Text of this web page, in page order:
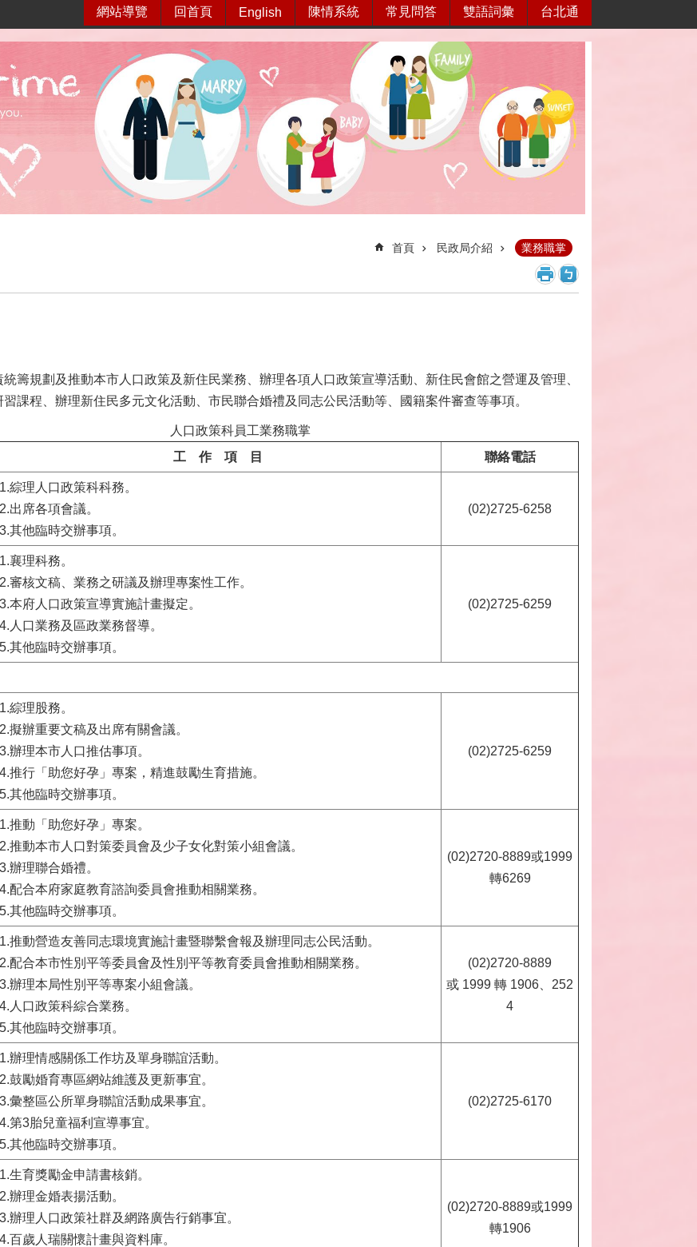
網站導覽 回首頁 English 陳情系統 常見問答 雙語詞彙 台北通
首頁 民政局介紹 業務職掌
統籌規劃及推動本市人口政策及新住民業務、辦理各項人口政策宣導活動、新住民會館之營運及管理、
課程、辦理新住民多元文化活動、市民聯合婚禮及同志公民活動等、國籍案件審查等事項。
工 作 項 目 聯絡電話
人口政策科員工業務職掌
1.綜理人口政策科科務。
2.出席各項會議。
3.其他臨時交辦事項。
(02)2725-6258
1.襄理科務。
2.審核文稿、業務之研議及辦理專案性工作。
3.本府人口政策宣導實施計畫擬定。
4.人口業務及區政業務督導。
5.其他臨時交辦事項。
(02)2725-6259
1.綜理股務。
2.擬辦重要文稿及出席有關會議。
3.辦理本市人口推估事項。
4.推行「助您好孕」專案，精進鼓勵生育措施。
5.其他臨時交辦事項。
(02)2725-6259
1.推動「助您好孕」專案。
2.推動本市人口對策委員會及少子女化對策小組會議。
3.辦理聯合婚禮。
4.配合本府家庭教育諮詢委員會推動相關業務。
5.其他臨時交辦事項。
(02)2720-8889或1999
轉6269
1.推動營造友善同志環境實施計畫暨聯繫會報及辦理同志公民活動。
2.配合本市性別平等委員會及性別平等教育委員會推動相關業務。
3.辦理本局性別平等專案小組會議。
4.人口政策科綜合業務。
5.其他臨時交辦事項。
(02)2720-8889
或 1999 轉 1906、252
4
1.辦理情感關係工作坊及單身聯誼活動。
2.鼓勵婚育專區網站維護及更新事宜。
3.彙整區公所單身聯誼活動成果事宜。
4.第3胎兒童福利宣導事宜。
5.其他臨時交辦事項。
(02)2725-6170
1.生育獎勵金申請書核銷。
2.辦理金婚表揚活動。
3.辦理人口政策社群及網路廣告行銷事宜。
4.百歲人瑞關懷計畫與資料庫。
(02)2720-8889或1999
轉1906